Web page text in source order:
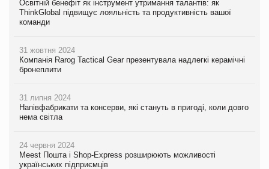
Освітній бенефіт як інструмент утримання талантів: як
ThinkGlobal підвищує лояльність та продуктивність вашої
команди
31 жовтня 2024
Компанія Rarog Tactical Gear презентувала надлегкі керамічні
бронеплити
31 липня 2024
Напівфабрикати та консерви, які стануть в пригоді, коли довго
нема світла
24 червня 2024
Meest Пошта і Shop-Express розширюють можливості
українських підприємців